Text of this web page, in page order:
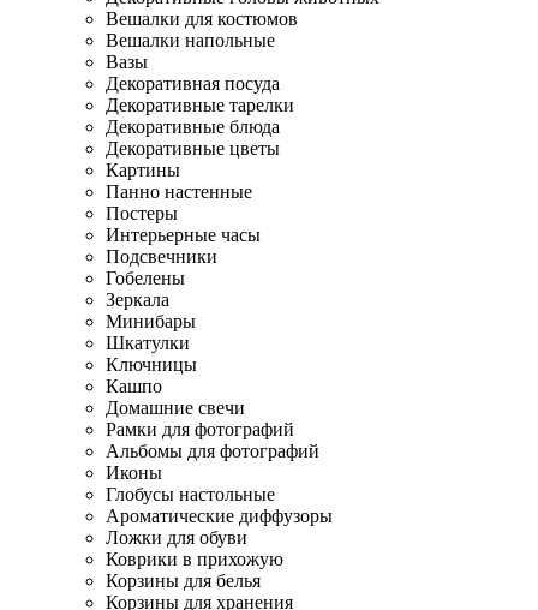
Вешалки для костюмов
Вешалки напольные
Вазы
Декоративная посуда
Декоративные тарелки
Декоративные блюда
Декоративные цветы
Картины
Панно настенные
Постеры
Интерьерные часы
Подсвечники
Гобелены
Зеркала
Минибары
Шкатулки
Ключницы
Кашпо
Домашние свечи
Рамки для фотографий
Альбомы для фотографий
Иконы
Глобусы настольные
Ароматические диффузоры
Ложки для обуви
Коврики в прихожую
Корзины для белья
Корзины для хранения